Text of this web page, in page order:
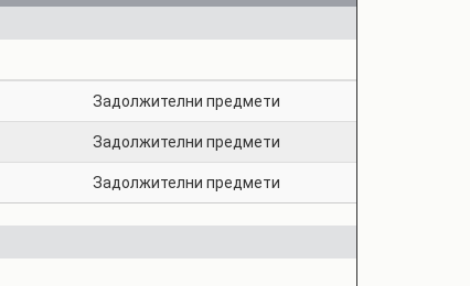
Задолжителни предмети
Задолжителни предмети
Задолжителни предмети